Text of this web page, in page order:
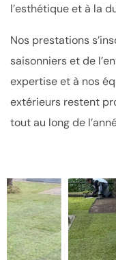
l’esthétique et à la
Nos prestations
saisonniers et de
expertise et à nos
extérieurs restent
tout au long de